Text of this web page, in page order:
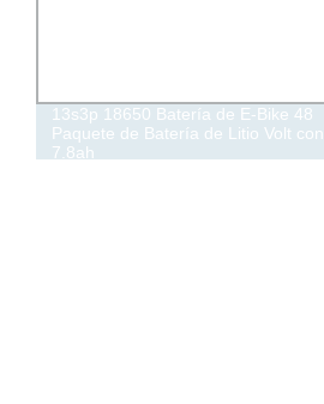
13s3p 18650 Batería de E-Bike 48
Paquete de Batería de Litio Volt con
7.8ah